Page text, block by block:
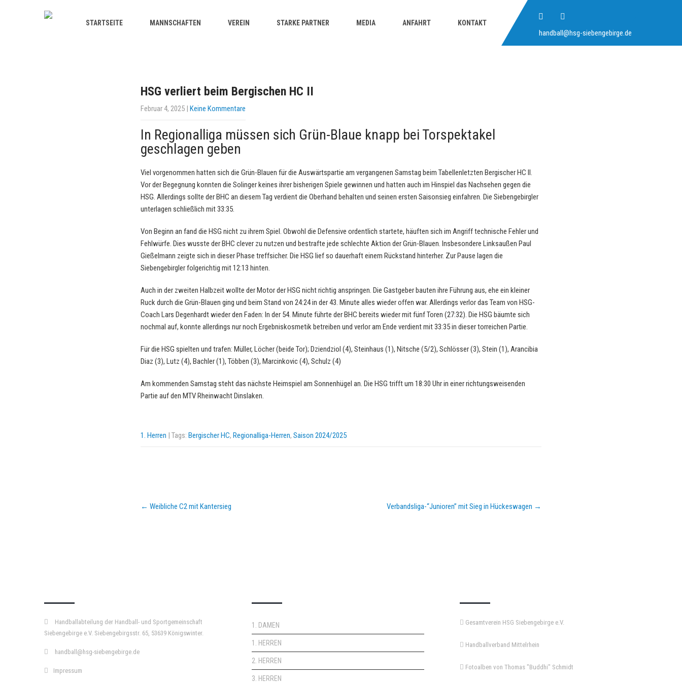
handball@hsg-siebengebirge.de
STARTSEITE MANNSCHAFTEN VEREIN STARKE PARTNER MEDIA ANFAHRT KONTAKT
HSG verliert beim Bergischen HC II
Februar 4, 2025 | Keine Kommentare
In Regionalliga müssen sich Grün-Blaue knapp bei Torspektakel
geschlagen geben
Viel vorgenommen hatten sich die Grün-Blauen für die Auswärtspartie am vergangenen Samstag beim Tabellenletzten Bergischer HC II.
Vor der Begegnung konnten die Solinger keines ihrer bisherigen Spiele gewinnen und hatten auch im Hinspiel das Nachsehen gegen die
HSG. Allerdings sollte der BHC an diesem Tag verdient die Oberhand behalten und seinen ersten Saisonsieg einfahren. Die Siebengebirgler
unterlagen schließlich mit 33:35.
Von Beginn an fand die HSG nicht zu ihrem Spiel. Obwohl die Defensive ordentlich startete, häuften sich im Angriff technische Fehler und
Fehlwürfe. Dies wusste der BHC clever zu nutzen und bestrafte jede schlechte Aktion der Grün-Blauen. Insbesondere Linksaußen Paul
Gießelmann zeigte sich in dieser Phase treffsicher. Die HSG lief so dauerhaft einem Rückstand hinterher. Zur Pause lagen die
Siebengebirgler folgerichtig mit 12:13 hinten.
Auch in der zweiten Halbzeit wollte der Motor der HSG nicht richtig anspringen. Die Gastgeber bauten ihre Führung aus, ehe ein kleiner
Ruck durch die Grün-Blauen ging und beim Stand von 24:24 in der 43. Minute alles wieder offen war. Allerdings verlor das Team von HSG-
Coach Lars Degenhardt wieder den Faden: In der 54. Minute führte der BHC bereits wieder mit fünf Toren (27:32). Die HSG bäumte sich
nochmal auf, konnte allerdings nur noch Ergebniskosmetik betreiben und verlor am Ende verdient mit 33:35 in dieser torreichen Partie.
Für die HSG spielten und trafen: Müller, Löcher (beide Tor); Dziendziol (4), Steinhaus (1), Nitsche (5/2), Schlösser (3), Stein (1), Arancibia
Diaz (3), Lutz (4), Bachler (1), Többen (3), Marcinkovic (4), Schulz (4)
Am kommenden Samstag steht das nächste Heimspiel am Sonnenhügel an. Die HSG trifft um 18:30 Uhr in einer richtungsweisenden
Partie auf den MTV Rheinwacht Dinslaken.
1. Herren | Tags: Bergischer HC, Regionalliga-Herren, Saison 2024/2025
Post
navigation
← Weibliche C2 mit Kantersieg Verbandsliga-“Junioren” mit Sieg in Hückeswagen →
Handballabteilung der Handball- und Sportgemeinschaft
Siebengebirge e.V. Siebengebirgsstr. 65, 53639 Königswinter.
handball@hsg-siebengebirge.de
Impressum
1. DAMEN
1. HERREN
2. HERREN
3. HERREN
Gesamtverein HSG Siebengebirge e.V.
Handballverband Mittelrhein
Fotoalben von Thomas "Buddhi" Schmidt